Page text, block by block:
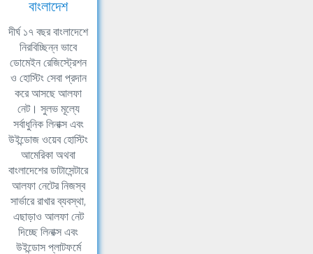
বাংলাদেশ
দীর্ঘ ১৭ বছর বাংলাদেশে
নিরবিচ্ছিন্ন ভাবে
ডোমেইন রেজিস্ট্রেশন
ও হোস্টিং সেবা প্রদান
করে আসছে আলফা
নেট। সুলভ মূল্যে
সর্বাধুনিক লিনাক্স এবং
উইন্ডোজ ওয়েব হোস্টিং
আমেরিকা অথবা
বাংলাদেশের ডাটাসেন্টারে
আলফা নেটের নিজস্ব
সার্ভারে রাখার ব্যবস্থা,
এছাড়াও আলফা নেট
দিচ্ছে লিনাক্স এবং
উইন্ডোস প্লাটফর্মে